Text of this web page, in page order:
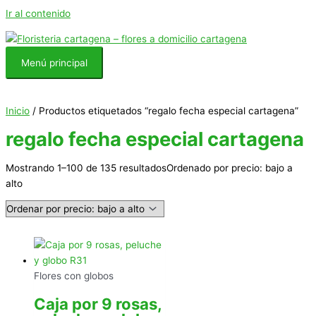
Ir al contenido
Menú principal
Inicio / Productos etiquetados “regalo fecha especial cartagena”
regalo fecha especial cartagena
Mostrando 1–100 de 135 resultadosOrdenado por precio: bajo a
alto
Flores con globos
Caja por 9 rosas,